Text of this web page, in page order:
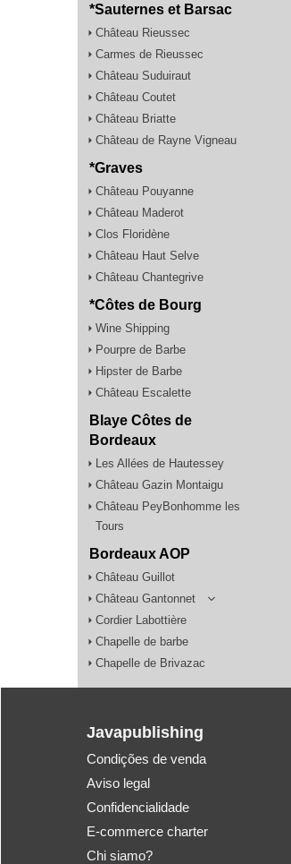
*Sauternes et Barsac
Château Rieussec
Carmes de Rieussec
Château Suduiraut
Château Coutet
Château Briatte
Château de Rayne Vigneau
*Graves
Château Pouyanne
Château Maderot
Clos Floridène
Château Haut Selve
Château Chantegrive
*Côtes de Bourg
Wine Shipping
Pourpre de Barbe
Hipster de Barbe
Château Escalette
Blaye Côtes de
Bordeaux
Les Allées de Hautessey
Château Gazin Montaigu
Château PeyBonhomme les
Tours
Bordeaux AOP
Château Guillot
Château Gantonnet
Cordier Labottière
Chapelle de barbe
Chapelle de Brivazac
Javapublishing
Condições de venda
Aviso legal
Confidencialidade
E-commerce charter
Chi siamo?